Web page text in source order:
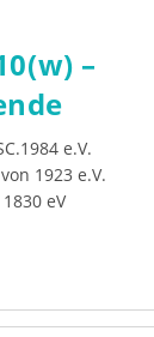
–
e.V.
1923 e.V.
eV